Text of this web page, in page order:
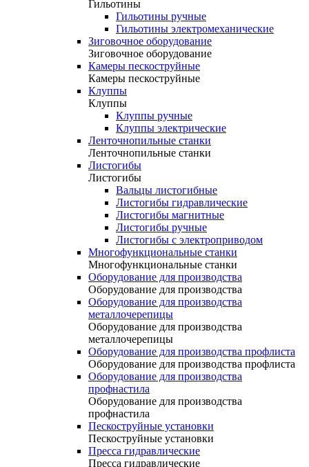
Гильотины
Гильотины ручные
Гильотины электромеханические
Зиговочное оборудование
Зиговочное оборудование
Камеры пескоструйные
Камеры пескоструйные
Клуппы
Клуппы
Клуппы ручные
Клуппы электрические
Ленточнопильные станки
Ленточнопильные станки
Листогибы
Листогибы
Вальцы листогибные
Листогибы гидравлические
Листогибы магнитные
Листогибы ручные
Листогибы с электроприводом
Многофункциональные станки
Многофункциональные станки
Оборудование для производства
Оборудование для производства
Оборудование для производства
металлочерепицы
Оборудование для производства
металлочерепицы
Оборудование для производства профлиста
Оборудование для производства профлиста
Оборудование для производства
профнастила
Оборудование для производства
профнастила
Пескоструйные установки
Пескоструйные установки
Пресса гидравлические
Пресса гидравлические